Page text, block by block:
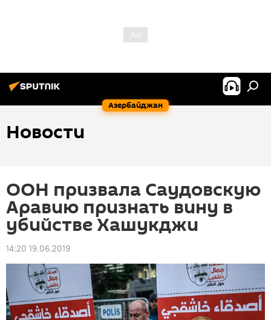
Азербайджан
Новости
ООН призвала Саудовскую
Аравию признать вину в
убийстве Хашукджи
14:20 19.06.2019